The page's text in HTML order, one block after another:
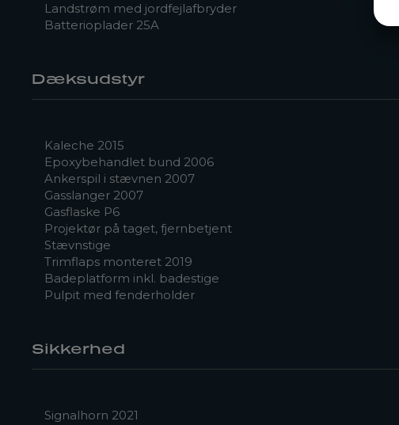
Landstrøm med jordfejlafbryder
Batterioplader 25A
Dæksudstyr
Kaleche 2015
Epoxybehandlet bund 2006
Ankerspil i stævnen 2007
Gasslanger 2007
Gasflaske P6
Projektør på taget, fjernbetjent
Stævnstige
Trimflaps monteret 2019
Badeplatform inkl. badestige
Pulpit med fenderholder
Sikkerhed
Signalhorn 2021